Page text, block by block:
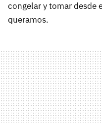
congelar y tomar desde
queramos.